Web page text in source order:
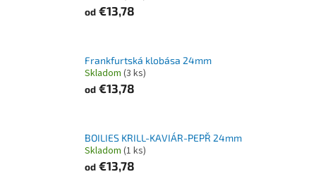
od €13,78
Frankfurtská klobása 24mm
Skladom (3 ks)
od €13,78
BOILIES KRILL-KAVIÁR-PEPŘ 24mm
Skladom (1 ks)
od €13,78